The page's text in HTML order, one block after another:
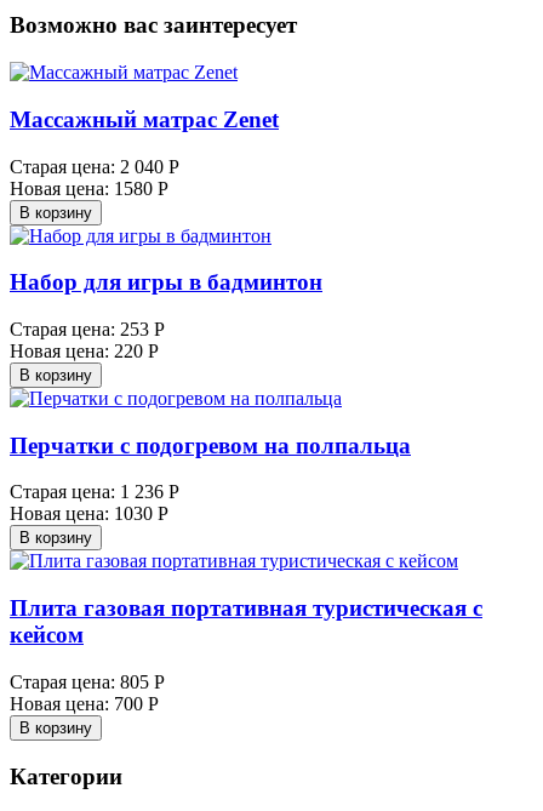
Возможно вас заинтересует
Массажный матрас Zenet
Старая цена: 2 040 Р
Новая цена: 1580 Р
В корзину
Набор для игры в бадминтон
Старая цена: 253 Р
Новая цена: 220 Р
В корзину
Перчатки с подогревом на полпальца
Старая цена: 1 236 Р
Новая цена: 1030 Р
В корзину
Плита газовая портативная туристическая с
кейсом
Старая цена: 805 Р
Новая цена: 700 Р
В корзину
Категории